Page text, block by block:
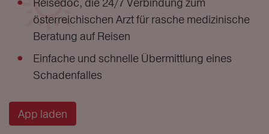
österreichischen Arzt für rasche medizinische
Beratung auf Reisen
Einfache und schnelle Übermittlung eines
Schadenfalles
App laden